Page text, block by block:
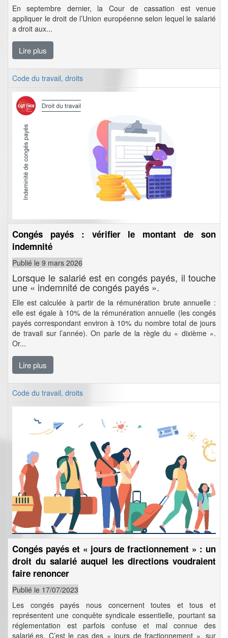
En septembre dernier, la Cour de cassation est venue
appliquer le droit de l’Union européenne selon lequel le salarié
a droit aux...
Lire plus
Code du travail, droits
Congés payés : vérifier le montant de son
indemnité
Publié le 9 mars 2026
Lorsque le salarié est en congés payés, il touche
une « indemnité de congés payés ».
Elle est calculée à partir de la rémunération brute annuelle :
elle est égale à 10% de la rémunération annuelle (les congés
payés correspondant environ à 10% du nombre total de jours
de travail sur l’année). On parle de la règle du « dixième ».
Or...
Lire plus
Code du travail, droits
Congés payés et « jours de fractionnement » : un
droit du salarié auquel les directions voudraient
faire renoncer
Publié le 17/07/2023
Les congés payés nous concernent toutes et tous et
représentent une conquête syndicale essentielle, pourtant sa
réglementation est parfois confuse et mal connue des
salarié.es. C’est le cas des « jours de fractionnement », sur